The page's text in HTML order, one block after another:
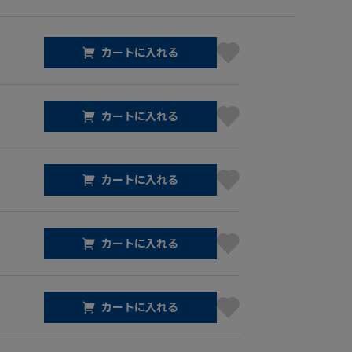
カートに入れる
カートに入れる
カートに入れる
カートに入れる
カートに入れる